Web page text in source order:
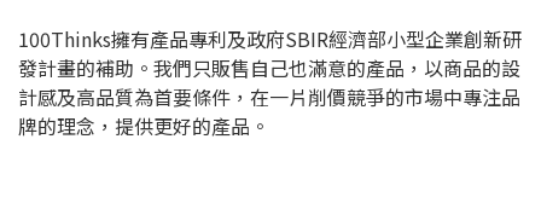
100Thinks擁有產品專利及政府SBIR經濟部小型企業創新研
發計畫的補助。我們只販售自己也滿意的產品，以商品的設
計感及高品質為首要條件，在一片削價競爭的市場中專注品
牌的理念，提供更好的產品。